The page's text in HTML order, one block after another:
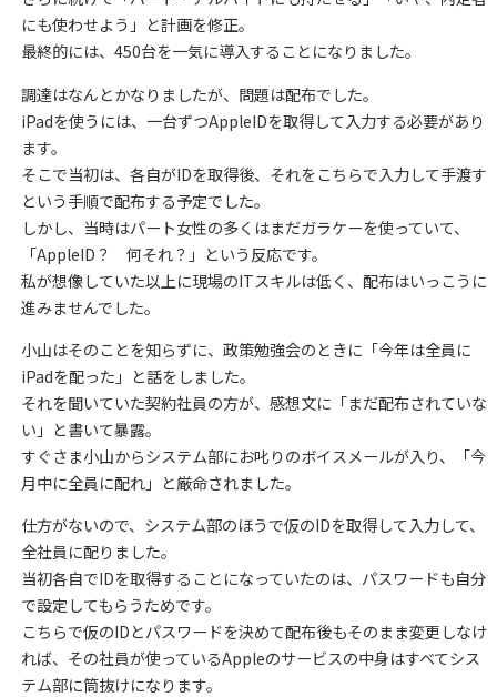
にも使わせよう」と計画を修正。
最終的には、450台を一気に導入することになりました。
調達はなんとかなりましたが、問題は配布でした。
iPadを使うには、一台ずつAppleIDを取得して入力する必要があり
ます。
そこで当初は、各自がIDを取得後、それをこちらで入力して手渡す
という手順で配布する予定でした。
しかし、当時はパート女性の多くはまだガラケーを使っていて、
「AppleID？ 何それ？」という反応です。
私が想像していた以上に現場のITスキルは低く、配布はいっこうに
進みませんでした。
小山はそのことを知らずに、政策勉強会のときに「今年は全員に
iPadを配った」と話をしました。
それを聞いていた契約社員の方が、感想文に「まだ配布されていな
い」と書いて暴露。
すぐさま小山からシステム部にお叱りのボイスメールが入り、「今
月中に全員に配れ」と厳命されました。
仕方がないので、システム部のほうで仮のIDを取得して入力して、
全社員に配りました。
当初各自でIDを取得することになっていたのは、パスワードも自分
で設定してもらうためです。
こちらで仮のIDとパスワードを決めて配布後もそのまま変更しなけ
れば、その社員が使っているAppleのサービスの中身はすべてシス
テム部に筒抜けになります。